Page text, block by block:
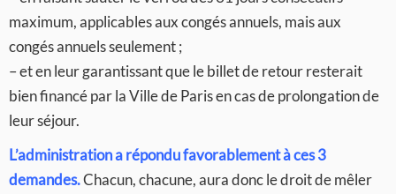
maximum, applicables aux congés annuels, mais aux
congés annuels seulement ;
– et en leur garantissant que le billet de retour resterait
bien financé par la Ville de Paris en cas de prolongation de
leur séjour.
L’administration a répondu favorablement à ces 3
demandes.Chacun, chacune, aura donc le droit de mêler